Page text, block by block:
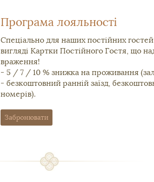
Програма лояльності
Спеціально для наших постійних
вигляді Картки Постійного Гостя, що
враження!
- 5 / 7 / 10 % знижка на проживання
- безкоштовний ранній заїзд,
номерів).
Забронювати